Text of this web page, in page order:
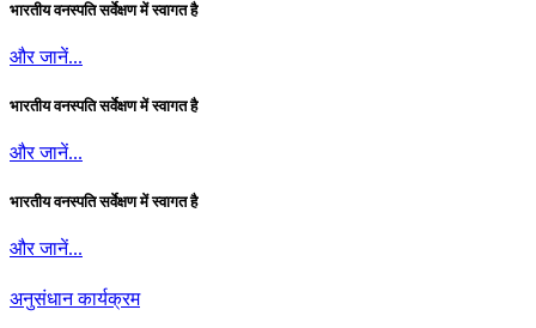
भारतीय वनस्पति सर्वेक्षण में स्वागत है
और जानें...
भारतीय वनस्पति सर्वेक्षण में स्वागत है
और जानें...
भारतीय वनस्पति सर्वेक्षण में स्वागत है
और जानें...
अनुसंधान कार्यक्रम